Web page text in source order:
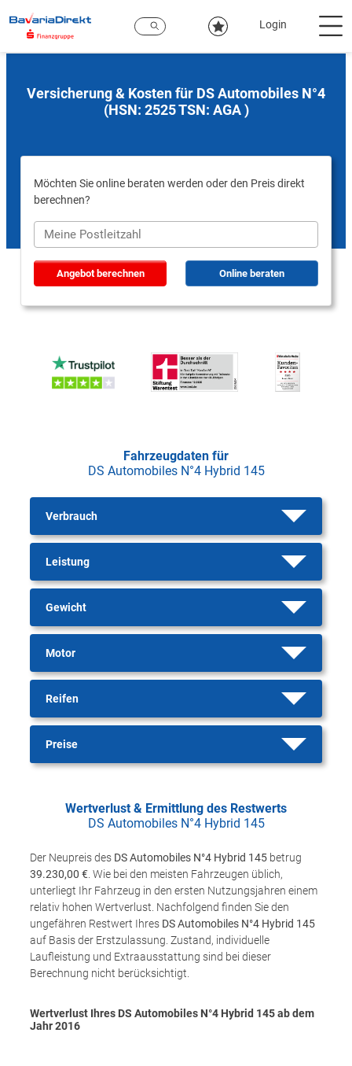
Hauptinhalt
Login
Versicherung & Kosten für DS Automobiles N°4
(HSN: 2525 TSN: AGA )
Möchten Sie online beraten werden oder den Preis direkt
berechnen?
Angebot berechnen Online beraten
Fahrzeugdaten für
DS Automobiles N°4 Hybrid 145
Verbrauch
Leistung
Gewicht
Motor
Reifen
Preise
Wertverlust & Ermittlung des Restwerts
DS Automobiles N°4 Hybrid 145
Der Neupreis des DS Automobiles N°4 Hybrid 145 betrug
39.230,00 € . Wie bei den meisten Fahrzeugen üblich,
unterliegt Ihr Fahrzeug in den ersten Nutzungsjahren einem
relativ hohen Wertverlust. Nachfolgend finden Sie den
ungefähren Restwert Ihres DS Automobiles N°4 Hybrid 145
auf Basis der Erstzulassung. Zustand, individuelle
Laufleistung und Extraausstattung sind bei dieser
Berechnung nicht berücksichtigt.
Wertverlust Ihres DS Automobiles N°4 Hybrid 145 ab dem
Jahr2016